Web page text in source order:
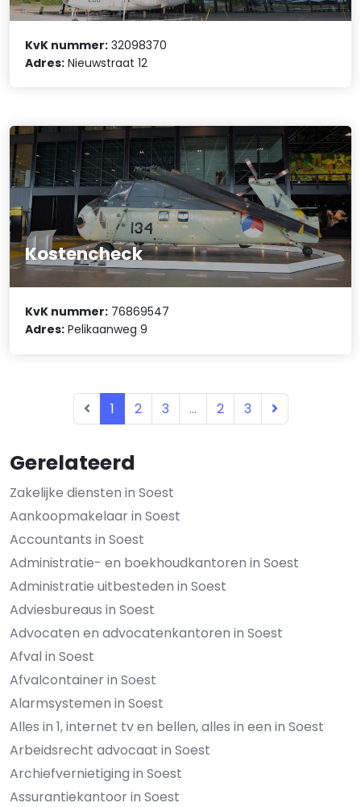
Gerelateerd
Zakelijke diensten in Soest
Aankoopmakelaar in Soest
Accountants in Soest
Administratie- en boekhoudkantoren in Soest
Administratie uitbesteden in Soest
Adviesbureaus in Soest
Advocaten en advocatenkantoren in Soest
Afval in Soest
Afvalcontainer in Soest
Alarmsystemen in Soest
Alles in 1, internet tv en bellen, alles in een in Soest
Arbeidsrecht advocaat in Soest
Archiefvernietiging in Soest
Assurantiekantoor in Soest
KvK nummer: 32098370
Adres: Nieuwstraat 12
Kostencheck
KvK nummer: 76869547
Adres: Pelikaanweg 9
1 2 3 ... 2 3